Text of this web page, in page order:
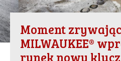
Moment
MILWAUKEE®
rynek nowy